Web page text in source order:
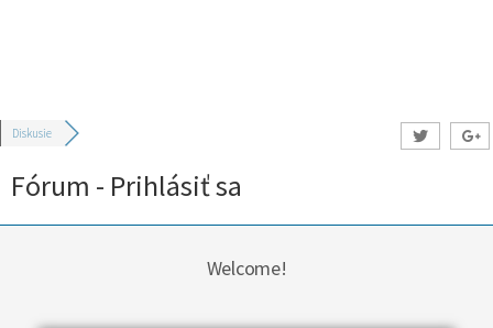
Diskusie
Fórum - Prihlásiť sa
Welcome!